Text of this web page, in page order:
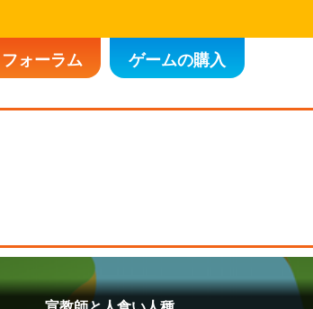
フォーラム ゲームの購入